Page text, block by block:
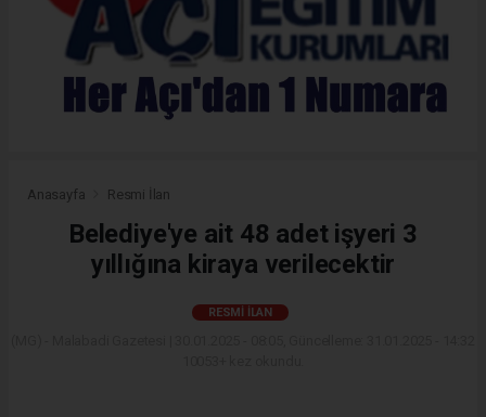
Anasayfa Resmi İlan
Belediye'ye ait 48 adet işyeri 3
yıllığına kiraya verilecektir
RESMI İLAN